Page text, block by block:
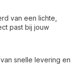
van een lichte,
past bij jouw
snelle levering en